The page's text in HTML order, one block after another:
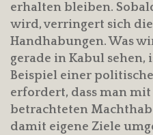
erhalten bleiben.
wird, verringert sich
Handhabungen. Was
gerade in Kabul
Beispiel einer
erfordert, dass man
betrachteten
damit eigene Ziele